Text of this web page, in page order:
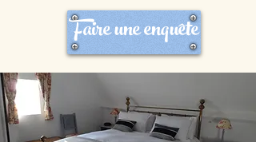
Faire une enquête